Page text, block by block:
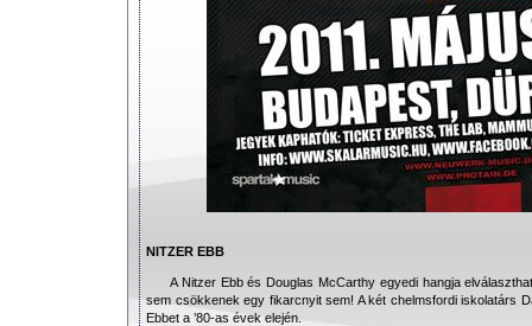
NITZER EBB
A Nitzer Ebb és Douglas McCarthy egyedi hangja
sem csökkenek egy fikarcnyit sem! A két chelmsfordi iskolatárs
Ebbet a ’80-as évek elején.